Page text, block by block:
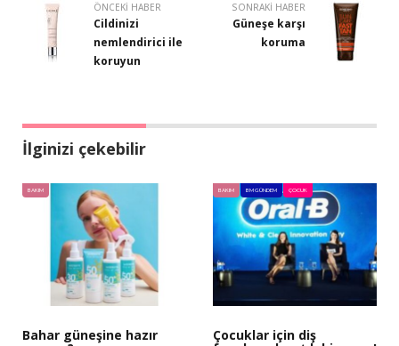
ÖNCEKI HABER
Cildinizi
nemlendirici ile
koruyun
SONRAKI HABER
Güneşe karşı
koruma
İlginizi çekebilir
BAKIM
Bahar güneşine hazır
BAKIM BM GÜNDEM ÇOCUK
Çocuklar için diş